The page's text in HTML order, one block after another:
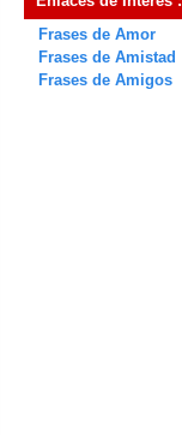
Frases de Amor
Frases de Amistad
Frases de Amigos